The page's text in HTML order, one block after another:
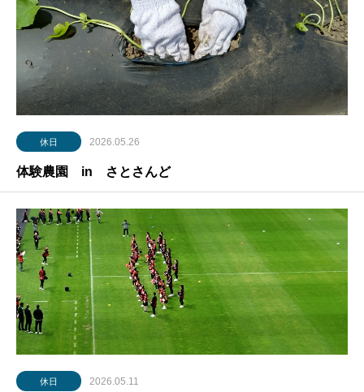
休日 2026.05.26
体験農園 in さとさんど
休日 2026.05.11